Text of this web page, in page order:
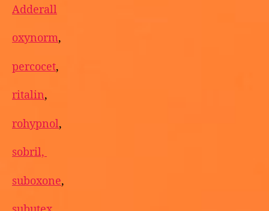
Adderall
oxynorm,
percocet,
ritalin,
rohypnol,
sobril,
suboxone,